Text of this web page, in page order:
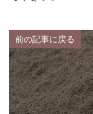
前の記事に戻る